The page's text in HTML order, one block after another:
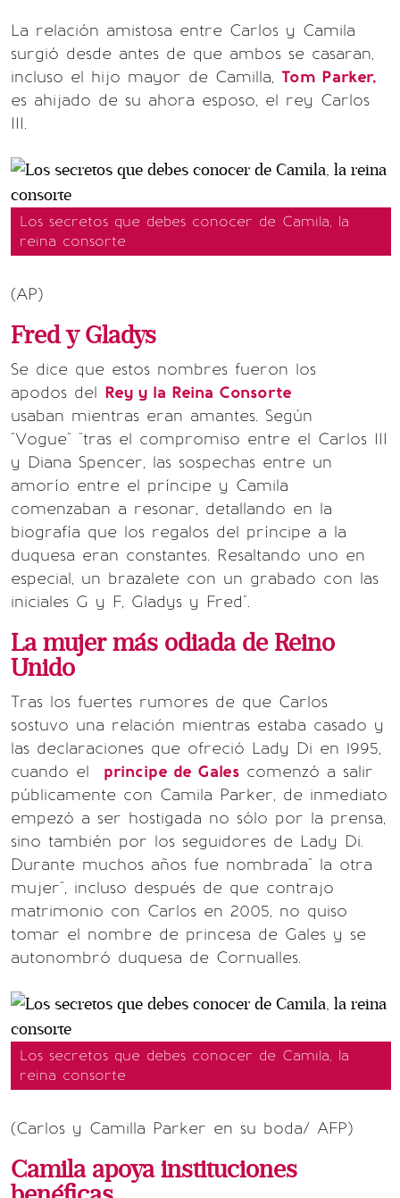
La relación amistosa entre Carlos y Camila
surgió desde antes de que ambos se casaran,
incluso el hijo mayor de Camilla, Tom Parker,
es ahijado de su ahora esposo, el rey Carlos
III.
Los secretos que debes conocer de Camila, la
reina consorte
(AP)
Fred y Gladys
Se dice que estos nombres fueron los
apodos del Rey y la Reina Consorte
usaban mientras eran amantes. Según
"Vogue" "tras el compromiso entre el Carlos III
y Diana Spencer, las sospechas entre un
amorío entre el príncipe y Camila
comenzaban a resonar, detallando en la
biografía que los regalos del príncipe a la
duquesa eran constantes. Resaltando uno en
especial, un brazalete con un grabado con las
iniciales G y F, Gladys y Fred".
La mujer más odiada de Reino
Unido
Tras los fuertes rumores de que Carlos
sostuvo una relación mientras estaba casado y
las declaraciones que ofreció Lady Di en 1995,
cuando el principe de Gales comenzó a salir
públicamente con Camila Parker, de inmediato
empezó a ser hostigada no sólo por la prensa,
sino también por los seguidores de Lady Di.
Durante muchos años fue nombrada" la otra
mujer", incluso después de que contrajo
matrimonio con Carlos en 2005, no quiso
tomar el nombre de princesa de Gales y se
autonombró duquesa de Cornualles.
Los secretos que debes conocer de Camila, la
reina consorte
(Carlos y Camilla Parker en su boda/ AFP)
Camila apoya instituciones